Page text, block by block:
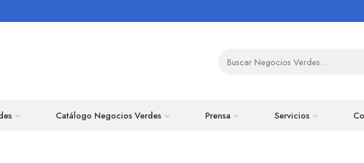
Catálogo Negocios Verdes Prensa Servicios